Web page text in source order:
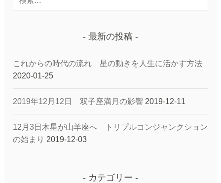
最新の投稿
これからの時代の流れ 星の動きを人生に活かす方法
2020-01-25
2019年12月12日 双子座満月の影響 2019-12-11
12月3日木星が山羊座へ トリプルコンジャンクション
の始まり 2019-12-03
カテゴリー